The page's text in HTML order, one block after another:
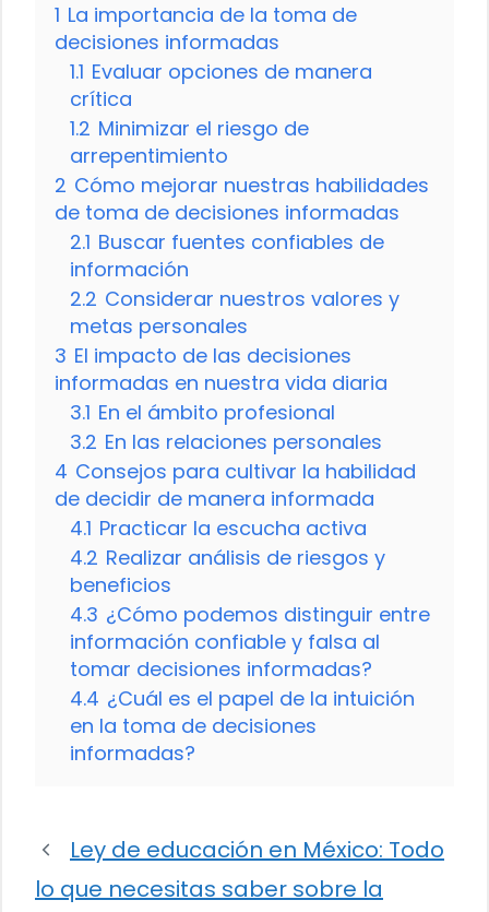
1 La importancia de la toma de
decisiones informadas
1.1 Evaluar opciones de manera
crítica
1.2 Minimizar el riesgo de
arrepentimiento
2 Cómo mejorar nuestras habilidades
de toma de decisiones informadas
2.1 Buscar fuentes confiables de
información
2.2 Considerar nuestros valores y
metas personales
3 El impacto de las decisiones
informadas en nuestra vida diaria
3.1 En el ámbito profesional
3.2 En las relaciones personales
4 Consejos para cultivar la habilidad
de decidir de manera informada
4.1 Practicar la escucha activa
4.2 Realizar análisis de riesgos y
beneficios
4.3 ¿Cómo podemos distinguir entre
información confiable y falsa al
tomar decisiones informadas?
4.4 ¿Cuál es el papel de la intuición
en la toma de decisiones
informadas?
Ley de educación en México: Todo
lo que necesitas saber sobre la